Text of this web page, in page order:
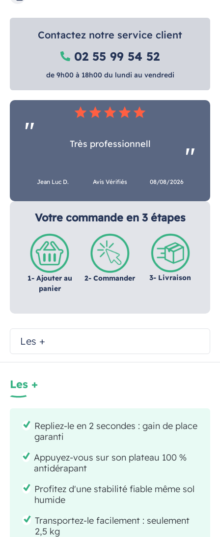
Contactez notre service client
02 55 99 54 52
de 9h00 à 18h00 du lundi au vendredi
Votre commande en 3 étapes
1- Ajouter au
panier
2- Commander 3- Livraison
star star star star star
Très professionnell
Jean Luc D. Avis Vérifiés 08/08/2026
Les +
Les +
Repliez-le en 2 secondes : gain de place
garanti
Appuyez-vous sur son plateau 100 %
antidérapant
Profitez d'une stabilité fiable même sol
humide
Transportez-le facilement : seulement
2,5 kg